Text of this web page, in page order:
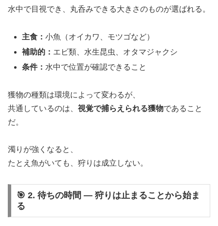
水中で目視でき、丸呑みできる大きさのものが選ばれる。
主食：小魚（オイカワ、モツゴなど）
補助的： エビ類、水生昆虫、オタマジャクシ
条件： 水中で位置が確認できること
獲物の種類は環境によって変わるが、
共通しているのは、 視覚で捕らえられる獲物であること
だ。
濁りが強くなると、
たとえ魚がいても、狩りは成立しない。
🎯 2. 待ちの時間 ― 狩りは止まることから始ま
る